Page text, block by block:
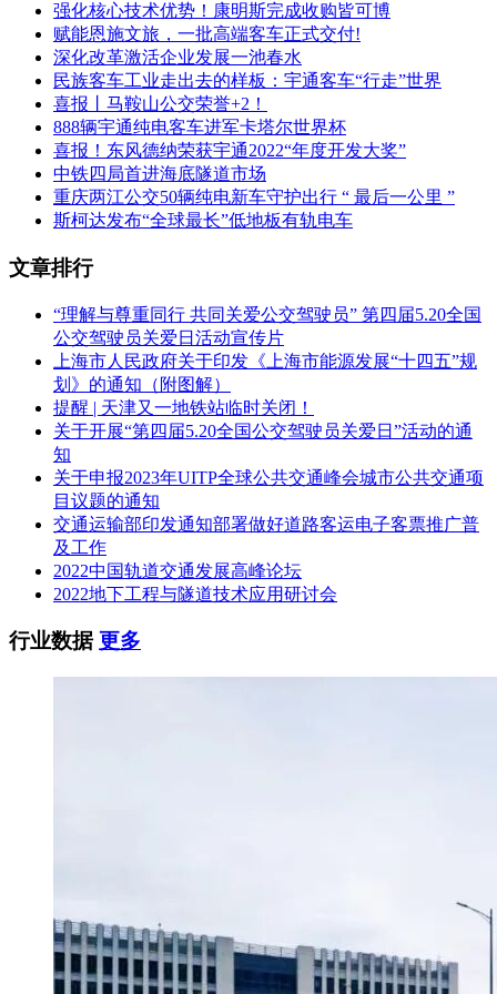
强化核心技术优势！康明斯完成收购皆可博
赋能恩施文旅，一批高端客车正式交付!
深化改革激活企业发展一池春水
民族客车工业走出去的样板：宇通客车“行走”世界
喜报丨马鞍山公交荣誉+2！
888辆宇通纯电客车进军卡塔尔世界杯
喜报！东风德纳荣获宇通2022“年度开发大奖”
中铁四局首进海底隧道市场
重庆两江公交50辆纯电新车守护出行 “ 最后一公里 ”
斯柯达发布“全球最长”低地板有轨电车
文章排行
“理解与尊重同行 共同关爱公交驾驶员” 第四届5.20全国
公交驾驶员关爱日活动宣传片
上海市人民政府关于印发《上海市能源发展“十四五”规
划》的通知（附图解）
提醒 | 天津又一地铁站临时关闭！
关于开展“第四届5.20全国公交驾驶员关爱日”活动的通
知
关于申报2023年UITP全球公共交通峰会城市公共交通项
目议题的通知
交通运输部印发通知部署做好道路客运电子客票推广普
及工作
2022中国轨道交通发展高峰论坛
2022地下工程与隧道技术应用研讨会
行业数据更多